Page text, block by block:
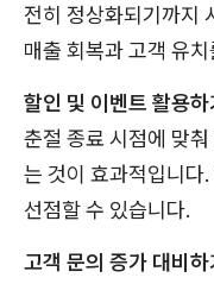
전히 정상화되기까지
매출 회복과 고객 유
할인 및 이벤트 활용하
춘절 종료 시점에 맞
는 것이 효과적입니다
선점할 수 있습니다.
고객 문의 증가 대비하